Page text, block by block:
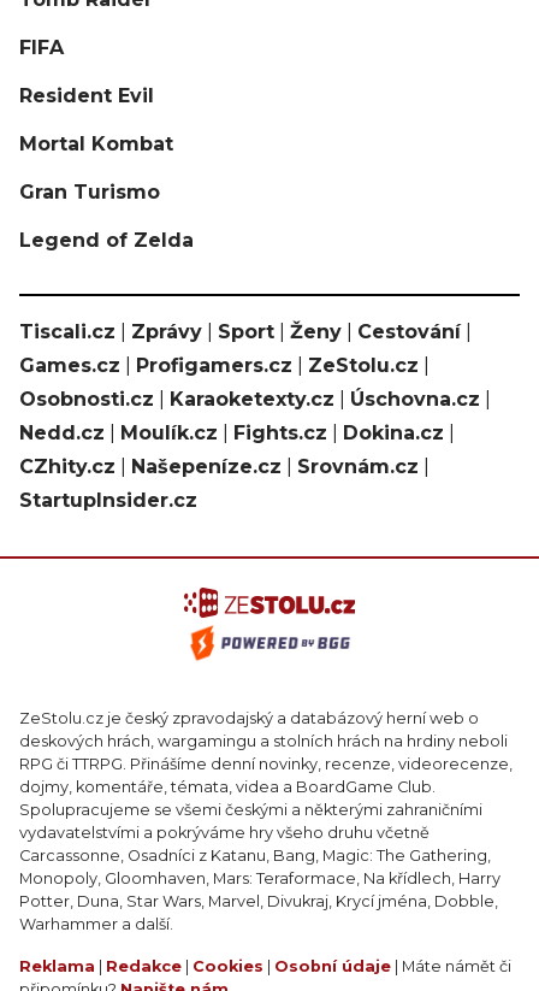
FIFA
Resident Evil
Mortal Kombat
Gran Turismo
Legend of Zelda
Tiscali.cz Zprávy Sport Ženy Cestování|
Games.cz
Profigamers.cz ZeStolu.cz
Osobnosti.cz
Karaoketexty.cz Úschovna.cz
Nedd.cz
Moulík.cz Fights.cz Dokina.cz
CZhity.cz
Našepeníze.cz Srovnám.cz
StartupInsider.cz
ZeStolu.cz je český zpravodajský a databázový herní web o
deskových hrách, wargamingu a stolních hrách na hrdiny neboli
RPG či TTRPG. Přinášíme denní novinky, recenze, videorecenze,
dojmy, komentáře, témata, videa a BoardGame Club.
Spolupracujeme se všemi českými a některými zahraničními
vydavatelstvími a pokrýváme hry všeho druhu včetně
Carcassonne, Osadníci z Katanu, Bang, Magic: The Gathering,
Monopoly, Gloomhaven, Mars: Teraformace, Na křídlech, Harry
Potter, Duna, Star Wars, Marvel, Divukraj, Krycí jména, Dobble,
Warhammer a další.
Reklama Redakce Cookies Osobní údaje | Máte námět či